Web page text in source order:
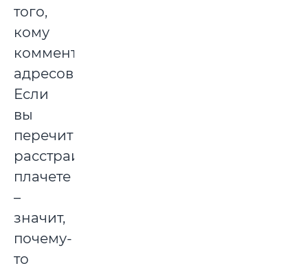
того,
кому
комментарий
адресован.
Если
вы
перечитываете,
расстраиваетесь,
плачете
–
значит,
почему-
то